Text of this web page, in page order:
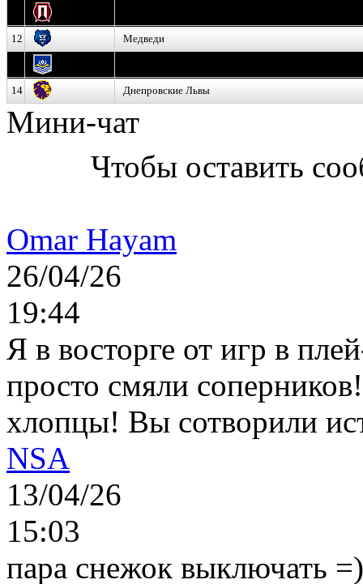
12 Медведи
14 Днепровские Львы
Мини-чат
Чтобы оставить
Omar Hayam
26/04/26
19:44
Я в восторге от игр в
просто смяли
хлопцы! Вы сотворили
NSA
13/04/26
15:03
пара снежок выключать